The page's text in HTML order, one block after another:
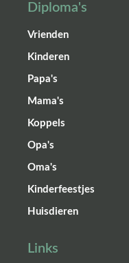
Diploma's
Vrienden
Kinderen
Papa's
Mama's
Koppels
Opa's
Oma's
Kinderfeestjes
Huisdieren
Links